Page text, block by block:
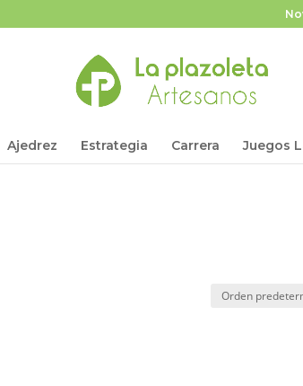
Ajedrez Estrategia Carrera Juegos